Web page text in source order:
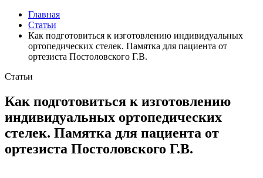
Главная
Статьи
Как подготовиться к изготовлению индивидуальных
ортопедических стелек. Памятка для пациента от
ортезиста Постоловского Г.В.
Статьи
Как подготовиться к изготовлению
индивидуальных ортопедических
стелек. Памятка для пациента от
ортезиста Постоловского Г.В.